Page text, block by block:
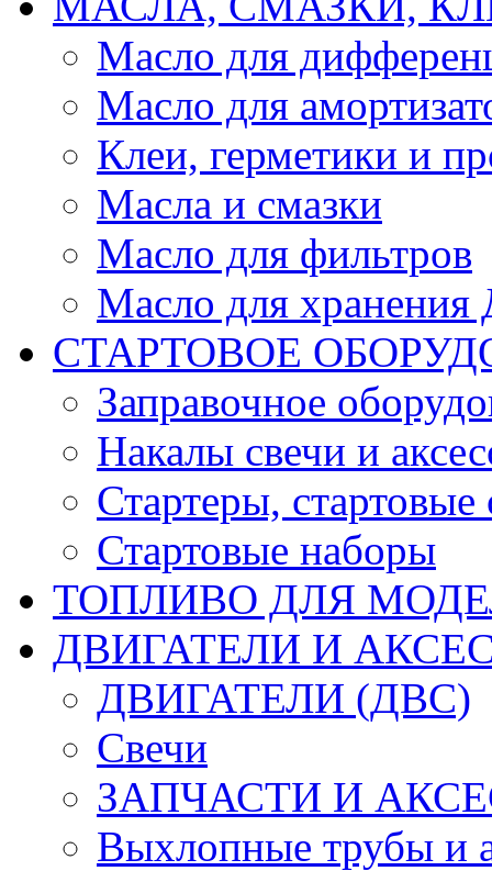
Масло для
Масло для
Клеи, герметики и
Масла и смазки
Масло для фильтров
Масло для
СТАРТОВОЕ
Заправочное
Накалы свечи и
Стартеры, стартовые
Стартовые наборы
ТОПЛИВО ДЛЯ
ДВИГАТЕЛИ И
ДВИГАТЕЛИ (ДВС)
Свечи
ЗАПЧАСТИ И
Выхлопные трубы и